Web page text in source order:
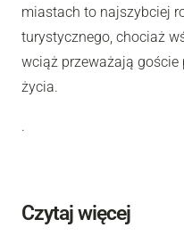
miastach to najszybciej
turystycznego, chociaż
wciąż przeważają
życia.
.
Czytaj więcej